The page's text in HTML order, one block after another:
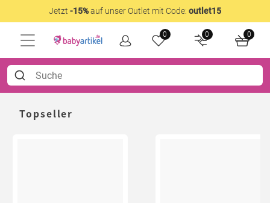
Jetzt -15%auf unser Outlet mit Code: outlet15
0 0 0
Topseller